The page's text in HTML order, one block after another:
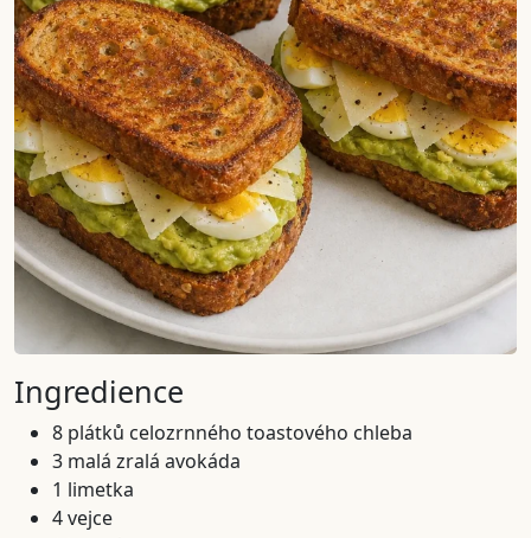
Ingredience
8 plátků celozrnného toastového chleba
3 malá zralá avokáda
1 limetka
4 vejce